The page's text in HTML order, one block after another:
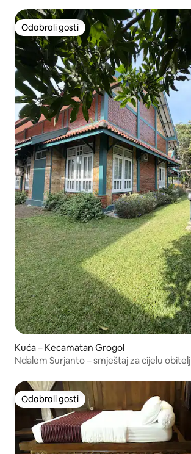
Odabrali gosti
Odabrali gosti
Kuća – Kecamatan Grogol
Ndalem Surjanto – smještaj za cijelu obitelj
Odabrali gosti
Odabrali gosti